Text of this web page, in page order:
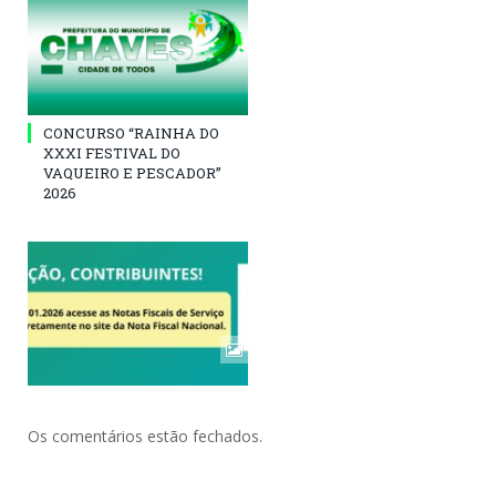
CONCURSO “RAINHA DO
XXXI FESTIVAL DO
VAQUEIRO E PESCADOR”
2026
Os comentários estão fechados.